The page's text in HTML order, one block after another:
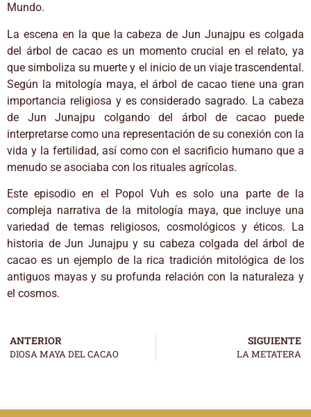
Mundo.
La escena en la que la cabeza de Jun Junajpu es colgada
del árbol de cacao es un momento crucial en el relato, ya
que simboliza su muerte y el inicio de un viaje trascendental.
Según la mitología maya, el árbol de cacao tiene una gran
importancia religiosa y es considerado sagrado. La cabeza
de Jun Junajpu colgando del árbol de cacao puede
interpretarse como una representación de su conexión con la
vida y la fertilidad, así como con el sacrificio humano que a
menudo se asociaba con los rituales agrícolas.
Este episodio en el Popol Vuh es solo una parte de la
compleja narrativa de la mitología maya, que incluye una
variedad de temas religiosos, cosmológicos y éticos. La
historia de Jun Junajpu y su cabeza colgada del árbol de
cacao es un ejemplo de la rica tradición mitológica de los
antiguos mayas y su profunda relación con la naturaleza y
el cosmos.
ANTERIOR
DIOSA MAYA DEL CACAO
SIGUIENTE
LA METATERA